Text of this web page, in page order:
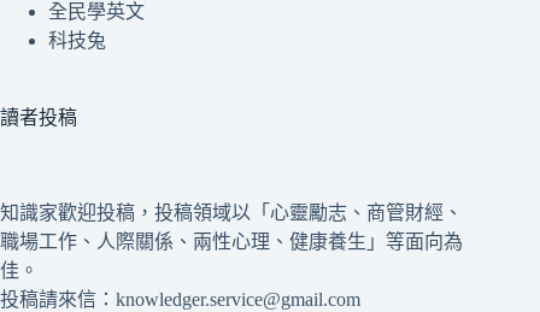
全民學英文
科技兔
讀者投稿
知識家歡迎投稿，投稿領域以「心靈勵志、商管財經、
職場工作、人際關係、兩性心理、健康養生」等面向為
佳。
投稿請來信：knowledger.service@gmail.com